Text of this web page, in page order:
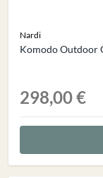
Nardi
Komodo Outdoor
298,00 €